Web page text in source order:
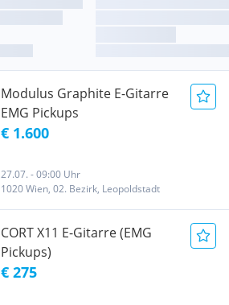
Modulus Graphite E-Gitarre
EMG Pickups
€ 1.600
27.07. - 09:00 Uhr
1020 Wien, 02. Bezirk, Leopoldstadt
CORT X11 E-Gitarre (EMG
Pickups)
€ 275